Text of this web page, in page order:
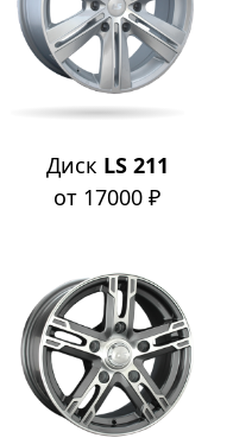
Диск LS 211
от 17000 ₽